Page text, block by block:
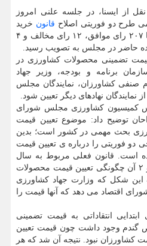
از ایسنا، در جلسه علنی امروز
طرح دو فوریتی اصلاح قانون خرید
تضمینی محصولات کشاورزی با ۲۰۷ رای موافق، ۱۲ رای مخالف و ۴
تضمینی محصولات کشاورزی در
برنامه و بودجه، وزیر جهاد
صنفی کشاورزان، نمایندگان مجلس
نهادهای دیگر تعیین شود.
کمیسیون کشاورزی مجلس شورای
توضیح داد: موضوع تعیین قیمت
بحث مهمی در کشور است؛ بدین
فوریتی را درباره ی تعیین قیمت
است. قانون فعلی مربوط به سال
۱۳۶۸ است که تبصره های ۱ و ۲ آن چگونگی تعیین قیمت محصولات
این شکل که وزارت جهاد کشاورزی
اقتصاد می دهد که آنها قیمت را
انتقاداتی به قیمت تضمینی
وجود داشت چون قیمت تعیین
کشاورزان نبود. نتیجه آن شد که هر